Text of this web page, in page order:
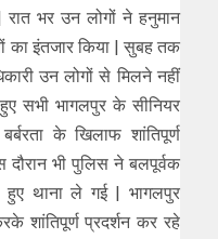
भर उन लोगों ने हनुमान
का इंतजार किया | सुबह तक
उन लोगों से मिलने नहीं
सभी भागलपुर के सीनियर
के खिलाफ शांतिपूर्ण
भी पुलिस ने बलपूर्वक
हुए थाना ले गई | भागलपुर
शांतिपूर्ण प्रदर्शन कर रहे